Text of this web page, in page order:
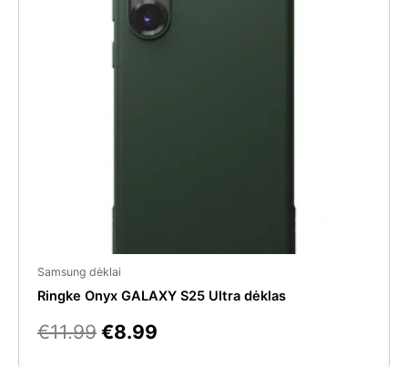
Samsung dėklai
Ringke Onyx GALAXY S25 Ultra dėklas
€11.99 €8.99